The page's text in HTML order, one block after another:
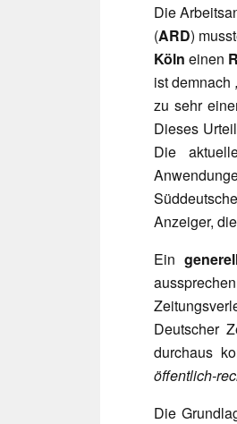
Die
(ARD)
Köln einen
ist demnach
zu sehr
Dieses
Die
Anzeiger,
Ein
Deutscher
durchaus
öffentlich-
Die